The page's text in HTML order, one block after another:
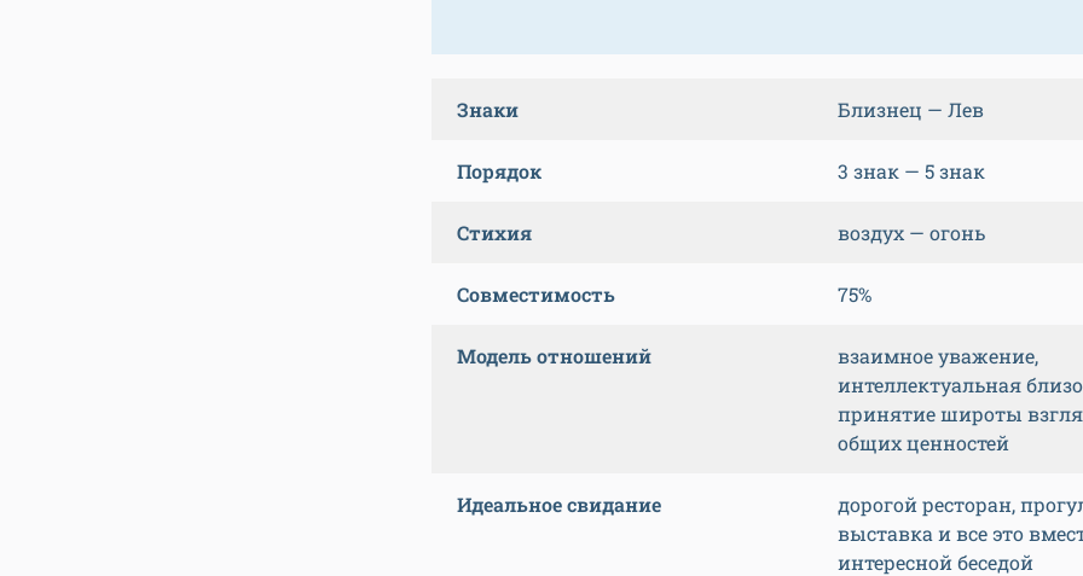
Знаки Близнец — Лев
Порядок 3 знак — 5 знак
Стихия воздух — огонь
Совместимость 75%
Модель отношений
взаимное уважение,
интеллектуальная
принятие широты
общих ценностей
Идеальное свидание
дорогой ресторан,
выставка и все это
интересной беседой